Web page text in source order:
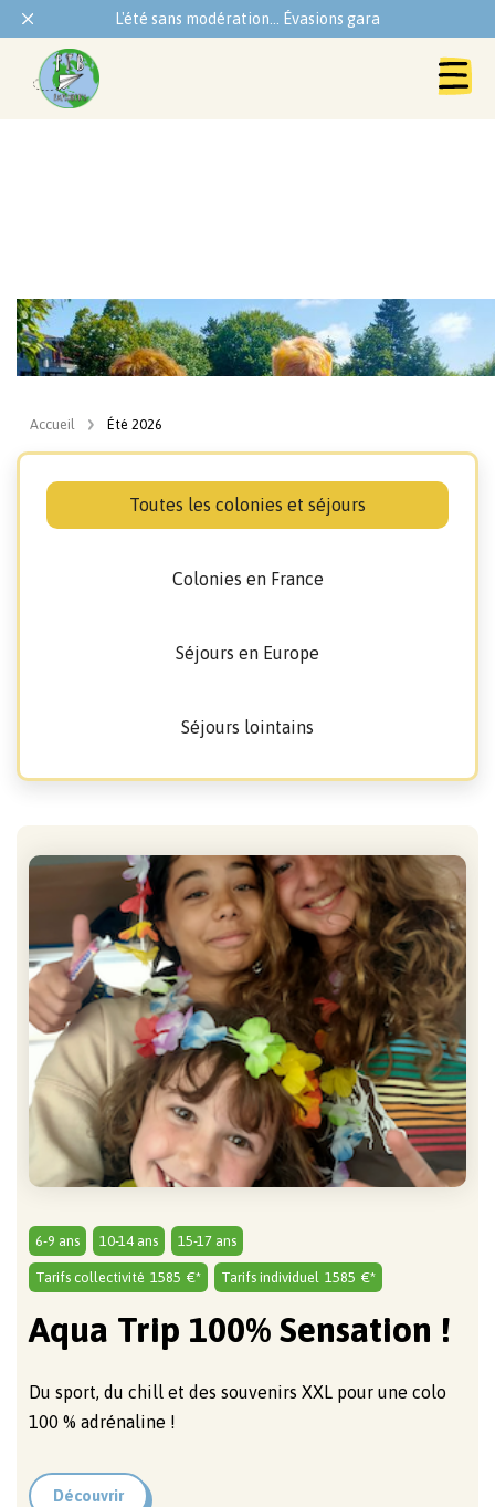
L'été sans modération... Évasions garanties !
Accueil Été 2026
Toutes les colonies et séjours
Colonies en France
Séjours en Europe
Séjours lointains
6-9 ans 10-14 ans 15-17 ans
Tarifs collectivité 1585 €* Tarifs individuel 1585 €*
Aqua Trip 100% Sensation !
Du sport, du chill et des souvenirs XXL pour une colo
100 % adrénaline !
Découvrir